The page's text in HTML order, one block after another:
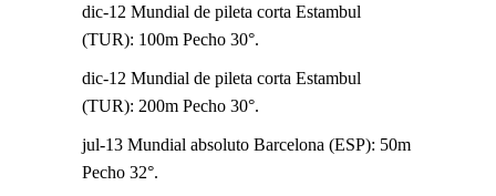
dic-12 Mundial de pileta corta Estambul
(TUR): 100m Pecho 30°.
dic-12 Mundial de pileta corta Estambul
(TUR): 200m Pecho 30°.
jul-13 Mundial absoluto Barcelona (ESP): 50m
Pecho 32°.